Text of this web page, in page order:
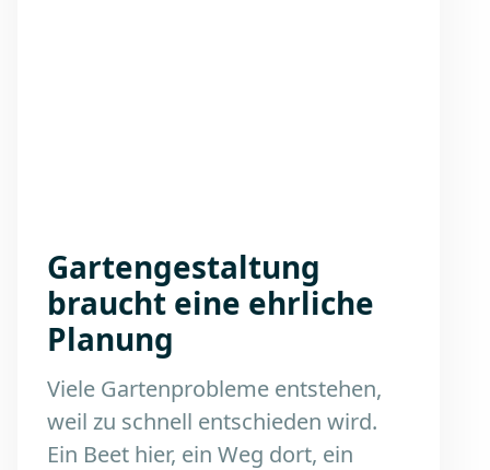
Gartengestaltung
braucht eine ehrliche
Planung
Viele Gartenprobleme entstehen,
weil zu schnell entschieden wird.
Ein Beet hier, ein Weg dort, ein